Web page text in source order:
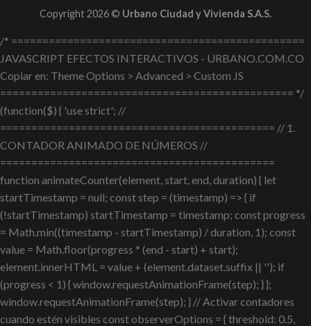
Copyright 2026 © Urbano Ciudad y Vivienda S.A.S.
/* ===============================================
JAVASCRIPT EFECTOS INTERACTIVOS - URBANO.COM.CO
Copiar en: Theme Options > Advanced > Custom JS
=============================================== */
(function($) { 'use strict'; //
============================================ // 1.
CONTADOR ANIMADO DE NÚMEROS //
============================================
function animateCounter(element, start, end, duration) { let
startTimestamp = null; const step = (timestamp) => { if
(!startTimestamp) startTimestamp = timestamp; const progress
= Math.min((timestamp - startTimestamp) / duration, 1); const
value = Math.floor(progress * (end - start) + start);
element.innerHTML = value + (element.dataset.suffix || ''); if
(progress < 1) { window.requestAnimationFrame(step); } };
window.requestAnimationFrame(step); } // Activar contadores
cuando estén visibles const observerOptions = { threshold: 0.5,